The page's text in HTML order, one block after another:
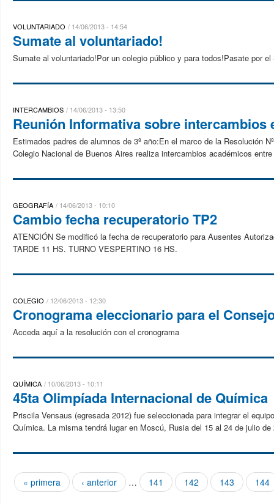
VOLUNTARIADO 14/06/2013 - 14:54
Sumate al voluntariado!
Sumate al voluntariado!Por un colegio público y para todos!Pasate por
INTERCAMBIOS 14/06/2013 - 13:50
Reunión Informativa sobre intercambios
Estimados padres de alumnos de 3º año:En el marco de la Resolución
Colegio Nacional de Buenos Aires realiza intercambios académicos
GEOGRAFÍA 14/06/2013 - 10:10
Cambio fecha recuperatorio TP2
ATENCIÓN Se modificó la fecha de recuperatorio para Ausentes
TARDE 11 HS. TURNO VESPERTINO 16 HS.
COLEGIO 12/06/2013 - 12:30
Cronograma eleccionario para el
Acceda aquí a la resolución con el cronograma
QUÍMICA 10/06/2013 - 10:11
45ta Olimpíada Internacional de Química
Priscila Vensaus (egresada 2012) fue seleccionada para integrar el
Química. La misma tendrá lugar en Moscú, Rusia del 15 al 24 de julio
Páginas
« primera ‹ anterior … 141 142 143 144